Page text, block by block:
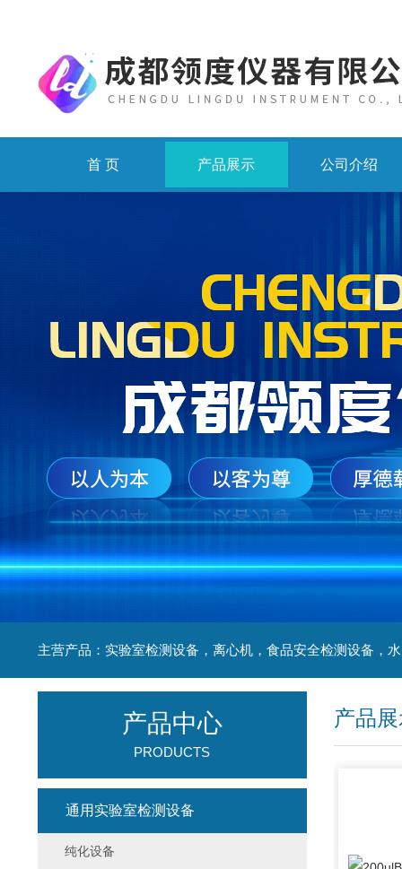
首 页 产品展示 公司介绍
产品
产品中心
PRODUCTS
通用实验室检测设备
纯化设备